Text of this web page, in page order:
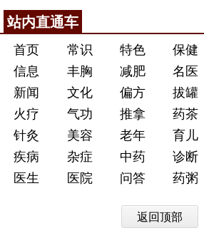
站内直通车
首页 常识 特色 保健
信息
丰胸 减肥 名医
新闻
文化 偏方 拔罐
火疗
气功 推拿 药茶
针灸
美容 老年 育儿
疾病
杂症 中药 诊断
医生
医院 问答 药粥
返回顶部